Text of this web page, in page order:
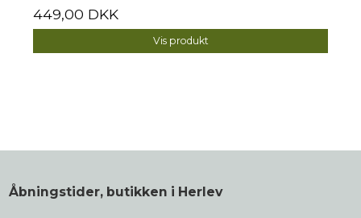
449,00 DKK
Vis produkt
Åbningstider, butikken i Herlev